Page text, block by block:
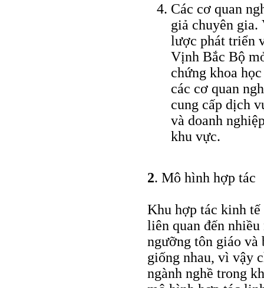
Các cơ quan
giả chuyên gia.
lược phát triển
Vịnh Bắc Bộ
chứng khoa
các cơ quan
cung cấp dịch
và doanh
khu vực.
2. Mô hình hợp tác
Khu hợp tác kinh
liên quan đến
ngưỡng tôn giáo và
giống nhau, vì vậy
ngành nghề trong